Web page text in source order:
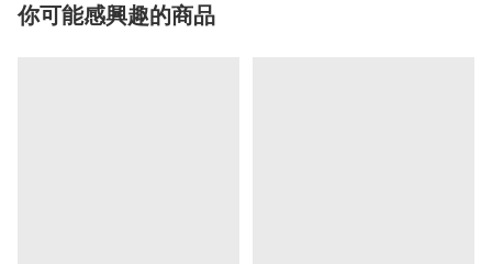
你可能感興趣的商品